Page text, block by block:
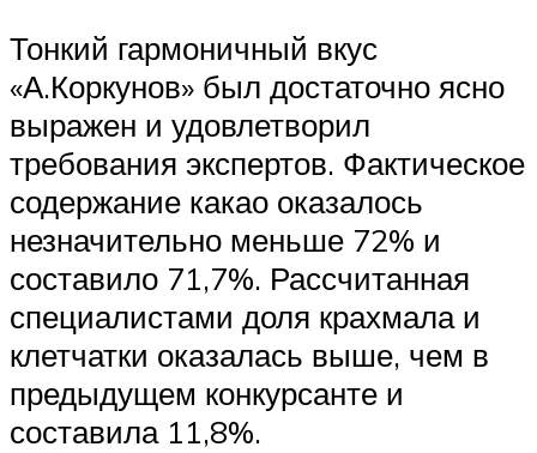
Тонкий гармоничный вкус
«А.Коркунов» был достаточно ясно
выражен и удовлетворил
требования экспертов. Фактическое
содержание какао оказалось
незначительно меньше 72% и
составило 71,7%. Рассчитанная
специалистами доля крахмала и
клетчатки оказалась выше, чем в
предыдущем конкурсанте и
составила 11,8%.